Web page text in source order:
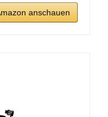
anschauen